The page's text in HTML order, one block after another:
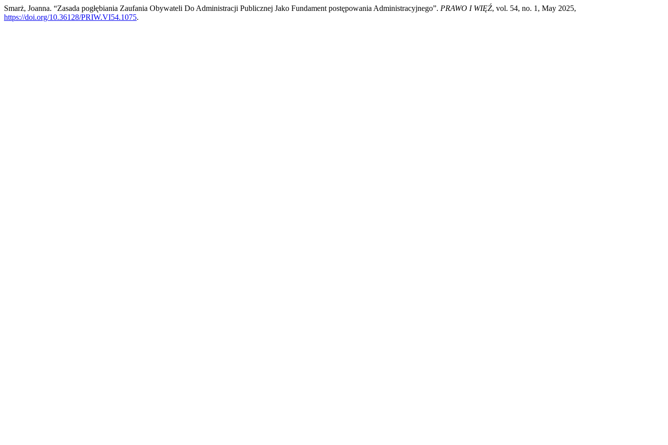
Smarż, Joanna. “Zasada pogłębiania Zaufania Obywateli Do Administracji Publicznej Jako Fundament postępowania Administracyjnego”. PRAWO I WIĘŹ, vol. 54, no. 1, May 2025,
https://doi.org/10.36128/PRIW.VI54.1075.